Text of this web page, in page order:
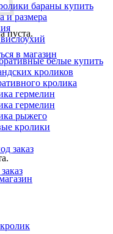
пуста.
в магазин
бараны купить
и размера
белые купить
кроликов
кролика
гермелин
гермелин
рыжего
кролики
заказ